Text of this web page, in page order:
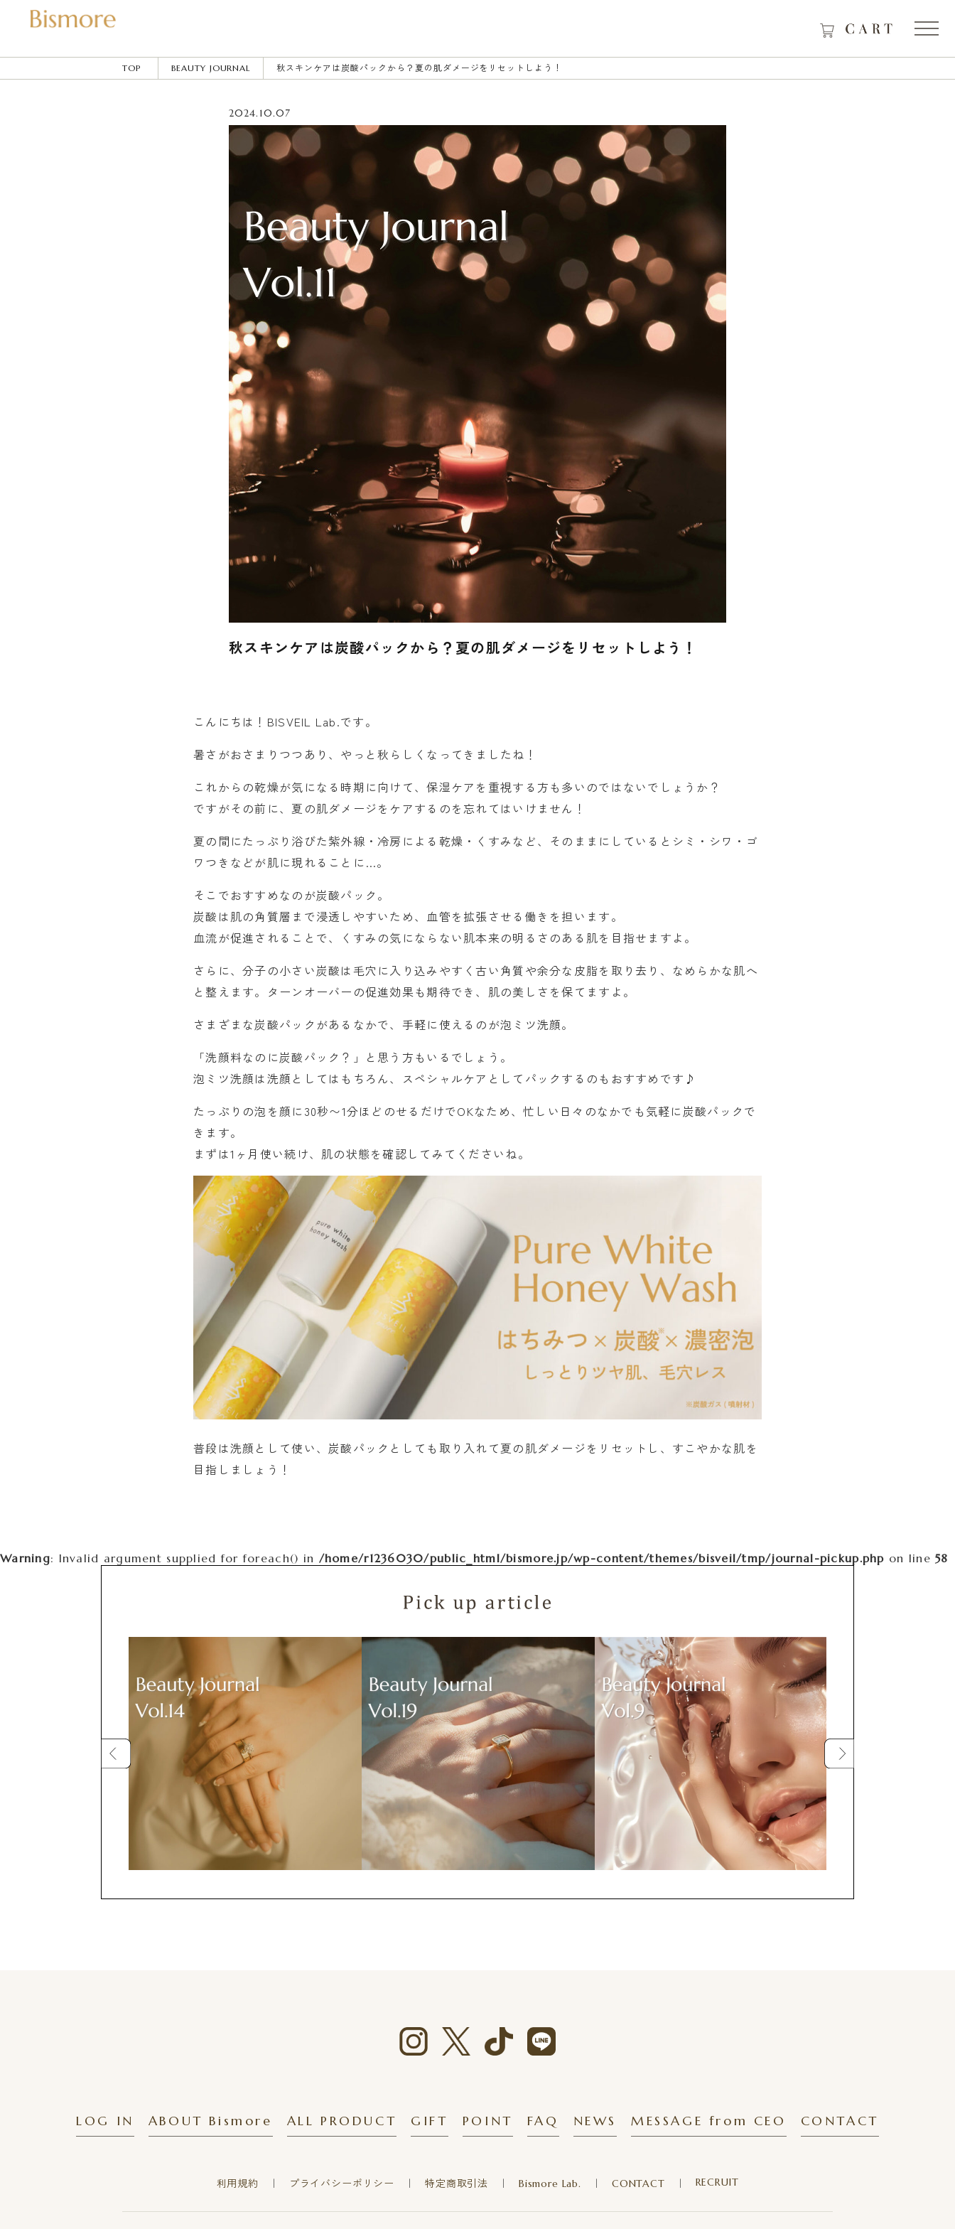
TOP BEAUTY JOURNAL 秋スキンケアは炭酸パックから？夏の肌ダメージをリセットしよう！
2024.10.07
秋スキンケアは炭酸パックから？夏の肌ダメージをリセットしよう！
こんにちは！BISVEIL Lab.です。
暑さがおさまりつつあり、やっと秋らしくなってきましたね！
これからの乾燥が気になる時期に向けて、保湿ケアを重視する方も多いのではないでしょうか？
ですがその前に、夏の肌ダメージをケアするのを忘れてはいけません！
夏の間にたっぷり浴びた紫外線・冷房による乾燥・くすみなど、そのままにしているとシミ・シワ・ゴ
ワつきなどが肌に現れることに…。
そこでおすすめなのが炭酸パック。
炭酸は肌の角質層まで浸透しやすいため、血管を拡張させる働きを担います。
血流が促進されることで、くすみの気にならない肌本来の明るさのある肌を目指せますよ。
さらに、分子の小さい炭酸は毛穴に入り込みやすく古い角質や余分な皮脂を取り去り、なめらかな肌へ
と整えます。ターンオーバーの促進効果も期待でき、肌の美しさを保てますよ。
さまざまな炭酸パックがあるなかで、手軽に使えるのが泡ミツ洗顔。
「洗顔料なのに炭酸パック？」と思う方もいるでしょう。
泡ミツ洗顔は洗顔としてはもちろん、スペシャルケアとしてパックするのもおすすめです♪
たっぷりの泡を顔に30秒〜1分ほどのせるだけでOKなため、忙しい日々のなかでも気軽に炭酸パックで
きます。
まずは1ヶ月使い続け、肌の状態を確認してみてくださいね。
普段は洗顔として使い、炭酸パックとしても取り入れて夏の肌ダメージをリセットし、すこやかな肌を
目指しましょう！
Warning: Invalid argument supplied for foreach() in /home/r1236030/public_html/bismore.jp/wp-content/themes/bisveil/tmp/journal-pickup.php on line58
LOG IN ABOUT Bismore ALL PRODUCT GIFT POINT FAQ NEWS MESSAGE from CEO CONTACT
利用規約 プライバシーポリシー 特定商取引法 Bismore Lab. CONTACT RECRUIT